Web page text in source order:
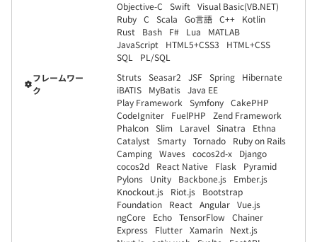
Objective-C
Swift
Visual Basic(VB.NET)
Ruby C Scala Go言語 C++
Kotlin
Rust
Bash F# Lua
MATLAB
JavaScript
HTML5+CSS3
HTML+CSS
SQL
PL/SQL
フレームワー
ク
Struts Seasar2 JSF Spring
Hibernate
iBATIS
MyBatis Java EE
Play Framework
Symfony CakePHP
CodeIgniter
FuelPHP
Zend Framework
Phalcon Slim Laravel Sinatra
Ethna
Catalyst
Smarty Tornado
Ruby on Rails
Camping Waves cocos2d-x
Django
cocos2d
React Native Flask
Pyramid
Pylons
Unity Backbone.js
Ember.js
Knockout.js
Riot.js
Bootstrap
Foundation
React Angular Vue.js
ngCore
Echo TensorFlow Chainer
Express
Flutter Xamarin
Next.js